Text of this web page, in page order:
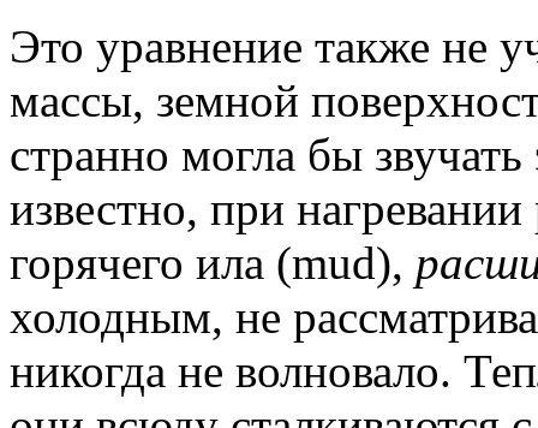
Это уравнение также не
массы, земной
странно могла бы
известно, при
горячего ила (mud),
холодным, не
никогда не волновало.